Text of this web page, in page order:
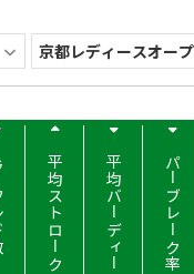
平均ストローク 平均バーディー パーブレーク率